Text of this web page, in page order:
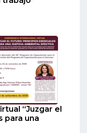
“Juzgar el
para una